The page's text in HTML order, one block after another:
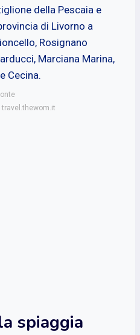
della Pescaia e
di Livorno a
Rosignano
Marciana Marina,
Cecina.
spiaggia